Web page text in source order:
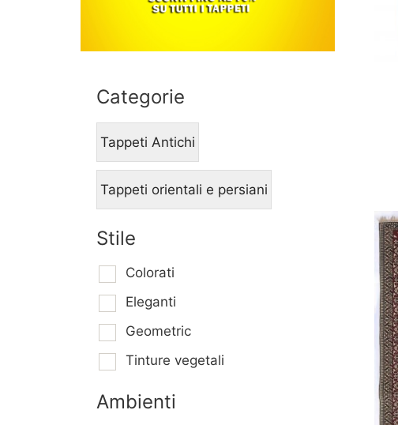
Categorie
Tappeti Antichi
Tappeti orientali e persiani
Stile
Colorati
Eleganti
Geometric
Tinture vegetali
Ambienti